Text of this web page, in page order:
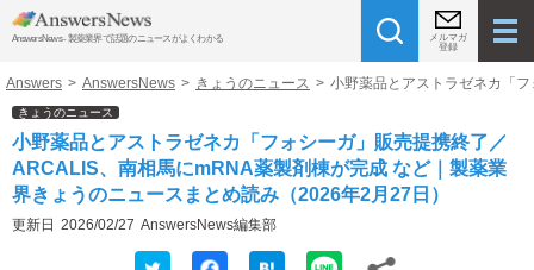
AnswersNews - 製薬業界で話題のニュースがよくわかる
メルマガ
登録
Answers > AnswersNews > きょうのニュース > 小野薬品とアストラゼネカ「
きょうのニュース
小野薬品とアストラゼネカ「フォシーガ」販売提携終了／
ARCALIS、南相馬にmRNA薬製剤棟が完成 など｜製薬業
界きょうのニュースまとめ読み（2026年2月27日）
更新日 2026/02/27 AnswersNews編集部